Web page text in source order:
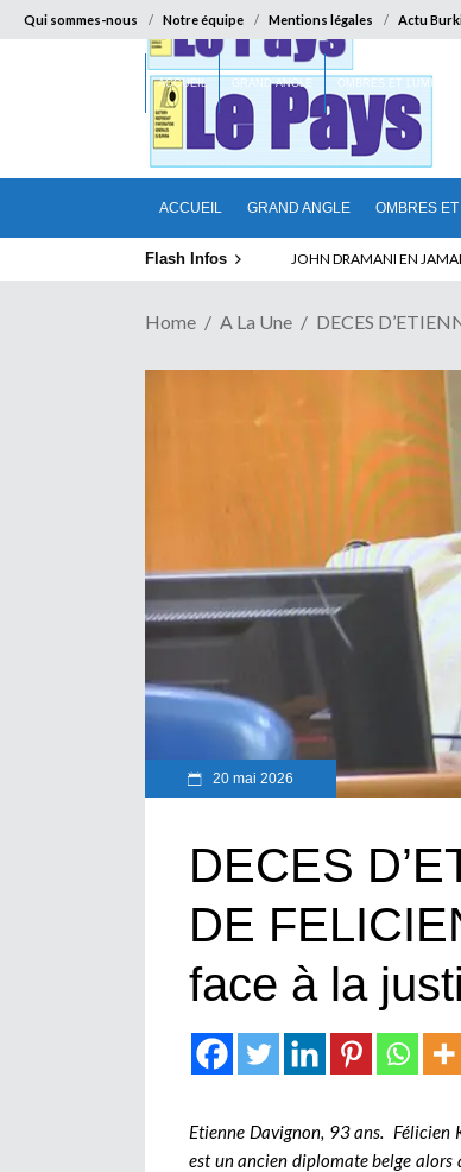
Qui sommes-nous Notre équipe Mentions légales Actu
ACCUEIL GRAND ANGLE OMBRES
ACCUEIL GRAND ANGLE OMBRES ET LUMIÈRES
Flash Infos ELECTION DE TALON A
Home A La Une DECES
20 mai 2026
DECES
DE
face à la
Etienne Davignon, 93 ans. Félicien
est un ancien diplomate belge alors